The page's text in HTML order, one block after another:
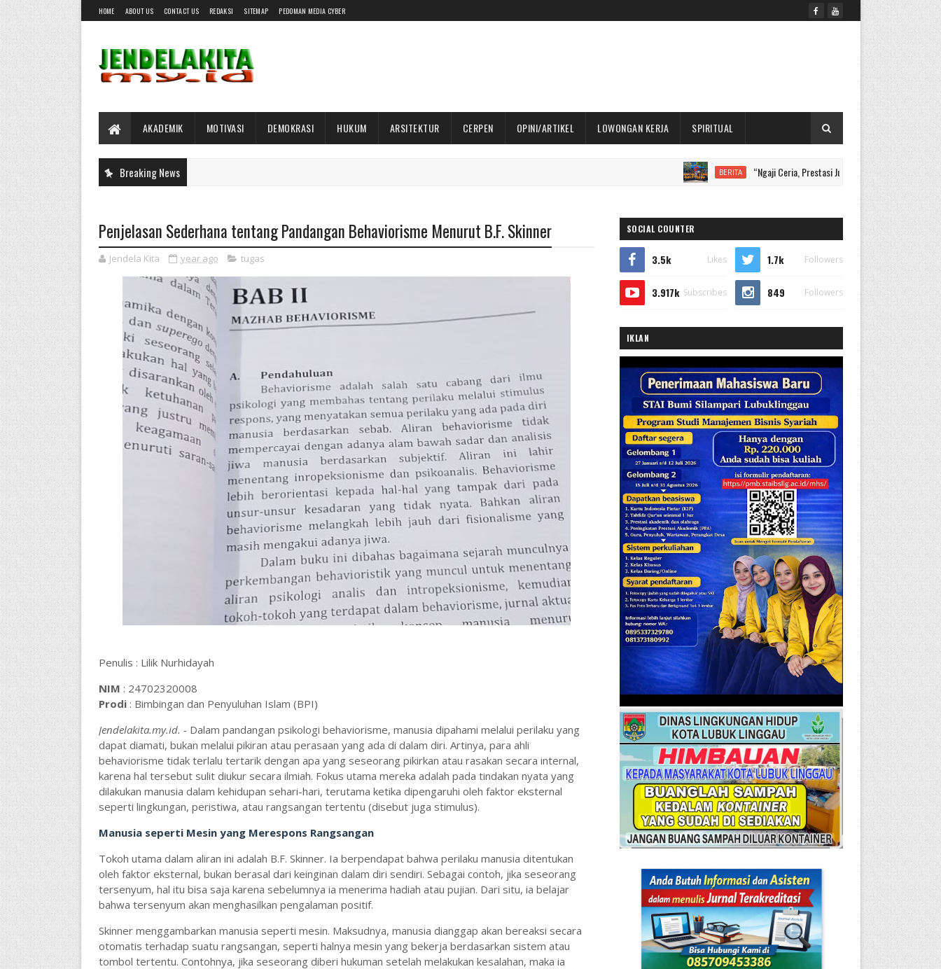
HOME ABOUT US CONTACT US REDAKSI SITEMAP PEDOMAN MEDIA CYBER
AKADEMIK MOTIVASI DEMOKRASI HUKUM ARSITEKTUR CERPEN OPINI/ARTIKEL LOWONGAN KERJA SPIRITUAL
Breaking News BERITA “Ngaji Ceria, Prestasi Juara, Santri Mendunia”, MI
Penjelasan Sederhana tentang Pandangan Behaviorisme Menurut B.F. Skinner
Jendela Kita year ago tugas
Penulis : Lilik Nurhidayah
NIM : 24702320008
Prodi: Bimbingan dan Penyuluhan Islam (BPI)
Jendelakita.my.id. - Dalam pandangan psikologi behaviorisme, manusia dipahami melalui perilaku yang
dapat diamati, bukan melalui pikiran atau perasaan yang ada di dalam diri. Artinya, para ahli
behaviorisme tidak terlalu tertarik dengan apa yang seseorang pikirkan atau rasakan secara internal,
karena hal tersebut sulit diukur secara ilmiah. Fokus utama mereka adalah pada tindakan nyata yang
dilakukan manusia dalam kehidupan sehari-hari, terutama ketika dipengaruhi oleh faktor eksternal
seperti lingkungan, peristiwa, atau rangsangan tertentu (disebut juga stimulus).
Manusia seperti Mesin yang Merespons Rangsangan
Tokoh utama dalam aliran ini adalah B.F. Skinner. Ia berpendapat bahwa perilaku manusia ditentukan
oleh faktor eksternal, bukan berasal dari keinginan dalam diri sendiri. Sebagai contoh, jika seseorang
tersenyum, hal itu bisa saja karena sebelumnya ia menerima hadiah atau pujian. Dari situ, ia belajar
bahwa tersenyum akan menghasilkan pengalaman positif.
Skinner menggambarkan manusia seperti mesin. Maksudnya, manusia dianggap akan bereaksi secara
otomatis terhadap suatu rangsangan, seperti halnya mesin yang bekerja berdasarkan sistem atau
tombol tertentu. Contohnya, jika seseorang diberi hukuman setelah melakukan kesalahan, maka ia
SOCIAL COUNTER
3.5k Likes 1.7k Followers
3.917k Subscribes 849 Followers
IKLAN